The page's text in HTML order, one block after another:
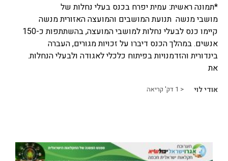
*תמונה ראשית: עמית יפרח בכנס בעלי נחלות של
מושבי מנשה תנועת המושבים והמועצה האזורית מנשה
קיימו כנס לבעלי נחלות למושבי המועצה, בהשתתפות כ-150
אנשים. במהלך הכנס דיברו על זכויות מגורים, העברה
בינדורית והזדמנויות בפיתוח כלכלי לאגודה ולבעלי הנחלות.
את
אודי לוי < 1 דק' קריאה